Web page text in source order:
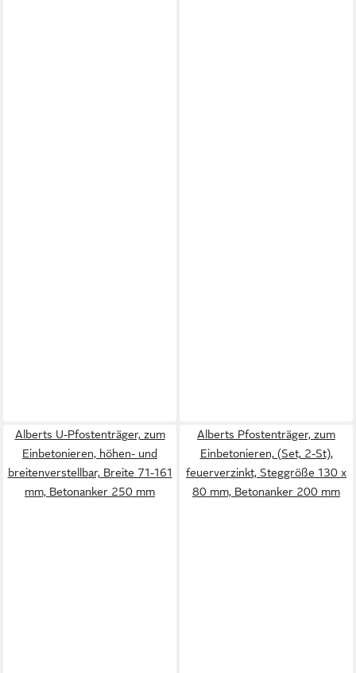
Alberts U-Pfostenträger, zum
Einbetonieren, höhen- und
breitenverstellbar, Breite 71-161
mm, Betonanker 250 mm
Alberts Pfostenträger, zum
Einbetonieren, (Set, 2-St),
feuerverzinkt, Steggröße 130 x
80 mm, Betonanker 200 mm